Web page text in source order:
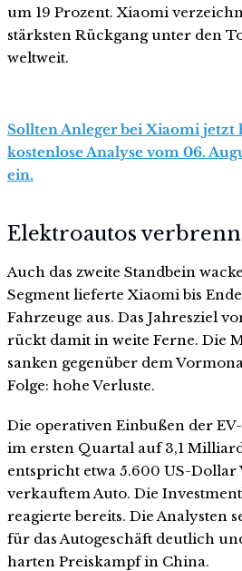
um 19 Prozent. Xiaomi
stärksten Rückgang unter den
weltweit.
Sollten Anleger bei Xiaomi jetzt
kostenlose Analyse vom 06.
ein.
Elektroautos
Auch das zweite Standbein
Segment lieferte Xiaomi bis
Fahrzeuge aus. Das Jahresziel
rückt damit in weite Ferne. Die
sanken gegenüber dem
Folge: hohe Verluste.
Die operativen Einbußen der
im ersten Quartal auf 3,1
entspricht etwa 5.600 US-Dollar
verkauftem Auto. Die
reagierte bereits. Die Analysten
für das Autogeschäft deutlich
harten Preiskampf in China.